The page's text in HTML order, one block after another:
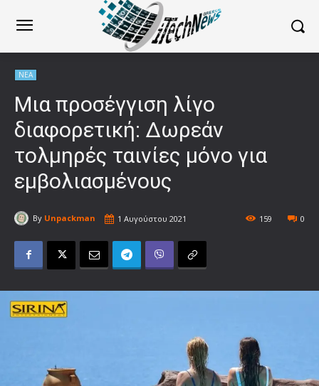
ΝΕΑ
Μια προσέγγιση λίγο
διαφορετική: Δωρεάν
τολμηρές ταινίες μόνο για
εμβολιασμένους
By Unpackman 1 Αυγούστου 2021 0
159